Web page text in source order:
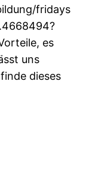
fridays
es
uns
dieses